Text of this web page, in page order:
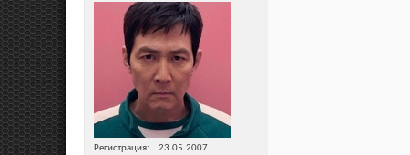
Регистрация
23.05.2007